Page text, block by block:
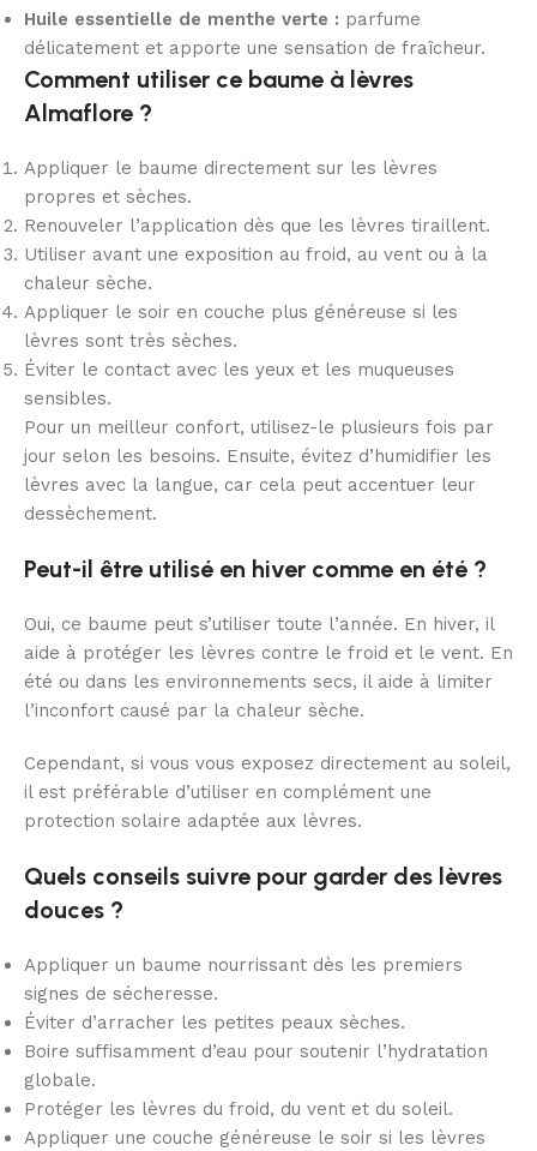
Huile essentielle de menthe verte : parfume
délicatement et apporte une sensation de fraîcheur.
Comment utiliser ce baume à lèvres
Almaflore ?
Appliquer le baume directement sur les lèvres
propres et sèches.
Renouveler l’application dès que les lèvres tiraillent.
Utiliser avant une exposition au froid, au vent ou à la
chaleur sèche.
Appliquer le soir en couche plus généreuse si les
lèvres sont très sèches.
Éviter le contact avec les yeux et les muqueuses
sensibles.
Pour un meilleur confort, utilisez-le plusieurs fois par
jour selon les besoins. Ensuite, évitez d’humidifier les
lèvres avec la langue, car cela peut accentuer leur
dessèchement.
Peut-il être utilisé en hiver comme en été ?
Oui, ce baume peut s’utiliser toute l’année. En hiver, il
aide à protéger les lèvres contre le froid et le vent. En
été ou dans les environnements secs, il aide à limiter
l’inconfort causé par la chaleur sèche.
Cependant, si vous vous exposez directement au soleil,
il est préférable d’utiliser en complément une
protection solaire adaptée aux lèvres.
Quels conseils suivre pour garder des lèvres
douces ?
Appliquer un baume nourrissant dès les premiers
signes de sécheresse.
Éviter d’arracher les petites peaux sèches.
Boire suffisamment d’eau pour soutenir l’hydratation
globale.
Protéger les lèvres du froid, du vent et du soleil.
Appliquer une couche généreuse le soir si les lèvres